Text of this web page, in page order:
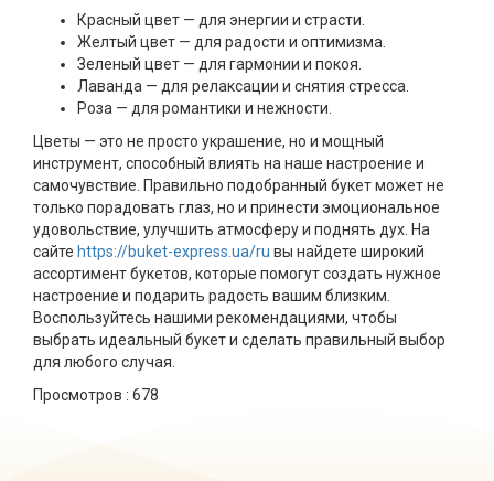
Красный цвет — для энергии и страсти.
Желтый цвет — для радости и оптимизма.
Зеленый цвет — для гармонии и покоя.
Лаванда — для релаксации и снятия стресса.
Роза — для романтики и нежности.
Цветы — это не просто украшение, но и мощный
инструмент, способный влиять на наше настроение и
самочувствие. Правильно подобранный букет может не
только порадовать глаз, но и принести эмоциональное
удовольствие, улучшить атмосферу и поднять дух. На
сайте https://buket-express.ua/ru вы найдете широкий
ассортимент букетов, которые помогут создать нужное
настроение и подарить радость вашим близким.
Воспользуйтесь нашими рекомендациями, чтобы
выбрать идеальный букет и сделать правильный выбор
для любого случая.
Просмотров : 678